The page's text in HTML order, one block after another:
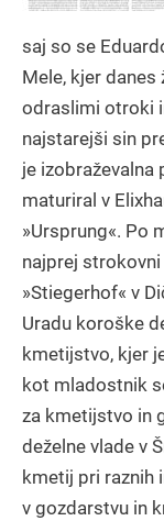
saj so se
Mele, kjer danes
odraslimi otroki
najstarejši sin
je izobraževalna
maturiral v
»Ursprung«. Po
najprej
»Stiegerhof« v
Uradu koroške
kmetijstvo, kjer
kot mladostnik
za kmetijstvo in
deželne vlade v
kmetij pri raznih
v gozdarstvu in